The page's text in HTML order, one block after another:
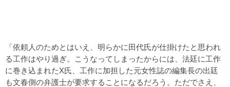
「依頼人のためとはいえ、明らかに田代氏が仕掛けたと思われ
る工作はやり過ぎ。こうなってしまったからには、法廷に工作
に巻き込まれたX氏、工作に加担した元女性誌の編集長の出廷
も文春側の弁護士が要求することになるだろう。ただでさえ、